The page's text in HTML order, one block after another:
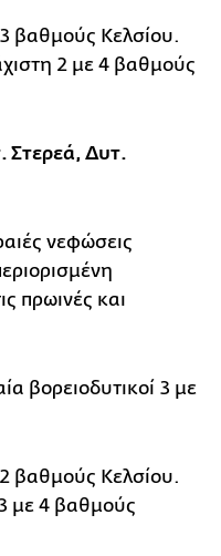
βαθμούς Κελσίου.
2 με 4 βαθμούς
Στερεά, Δυτ.
νεφώσεις
πρωινές και
βορειοδυτικοί 3 με
βαθμούς Κελσίου.
με 4 βαθμούς